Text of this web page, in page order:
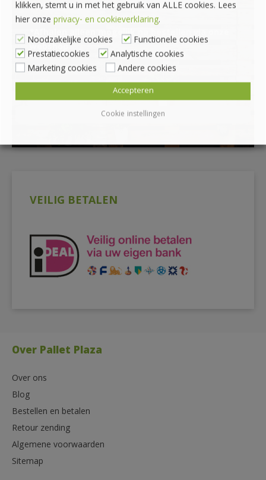
PALLET PLAZA
*Afhalen alleen mogelijk na bestellen via onze
webshop
VEILIG BETALEN
Over Pallet Plaza
Over ons
Blog
Bestellen en betalen
Retour zending
Algemene voorwaarden
Sitemap
klikken, stemt u in met het gebruik van ALLE cookies. Lees
hier onze privacy- en cookieverklaring.
Noodzakelijke cookies
Functionele cookies
Prestatiecookies
Analytische cookies
Marketing cookies
Andere cookies
Cookie instellingen
Accepteren